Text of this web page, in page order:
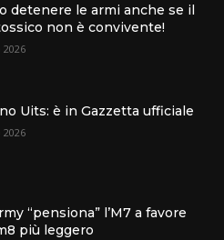
detenere le armi anche se il
non è convivente!
2026
Uits: è in Gazzetta ufficiale
2026
“pensiona” l’M7 a favore
più leggero